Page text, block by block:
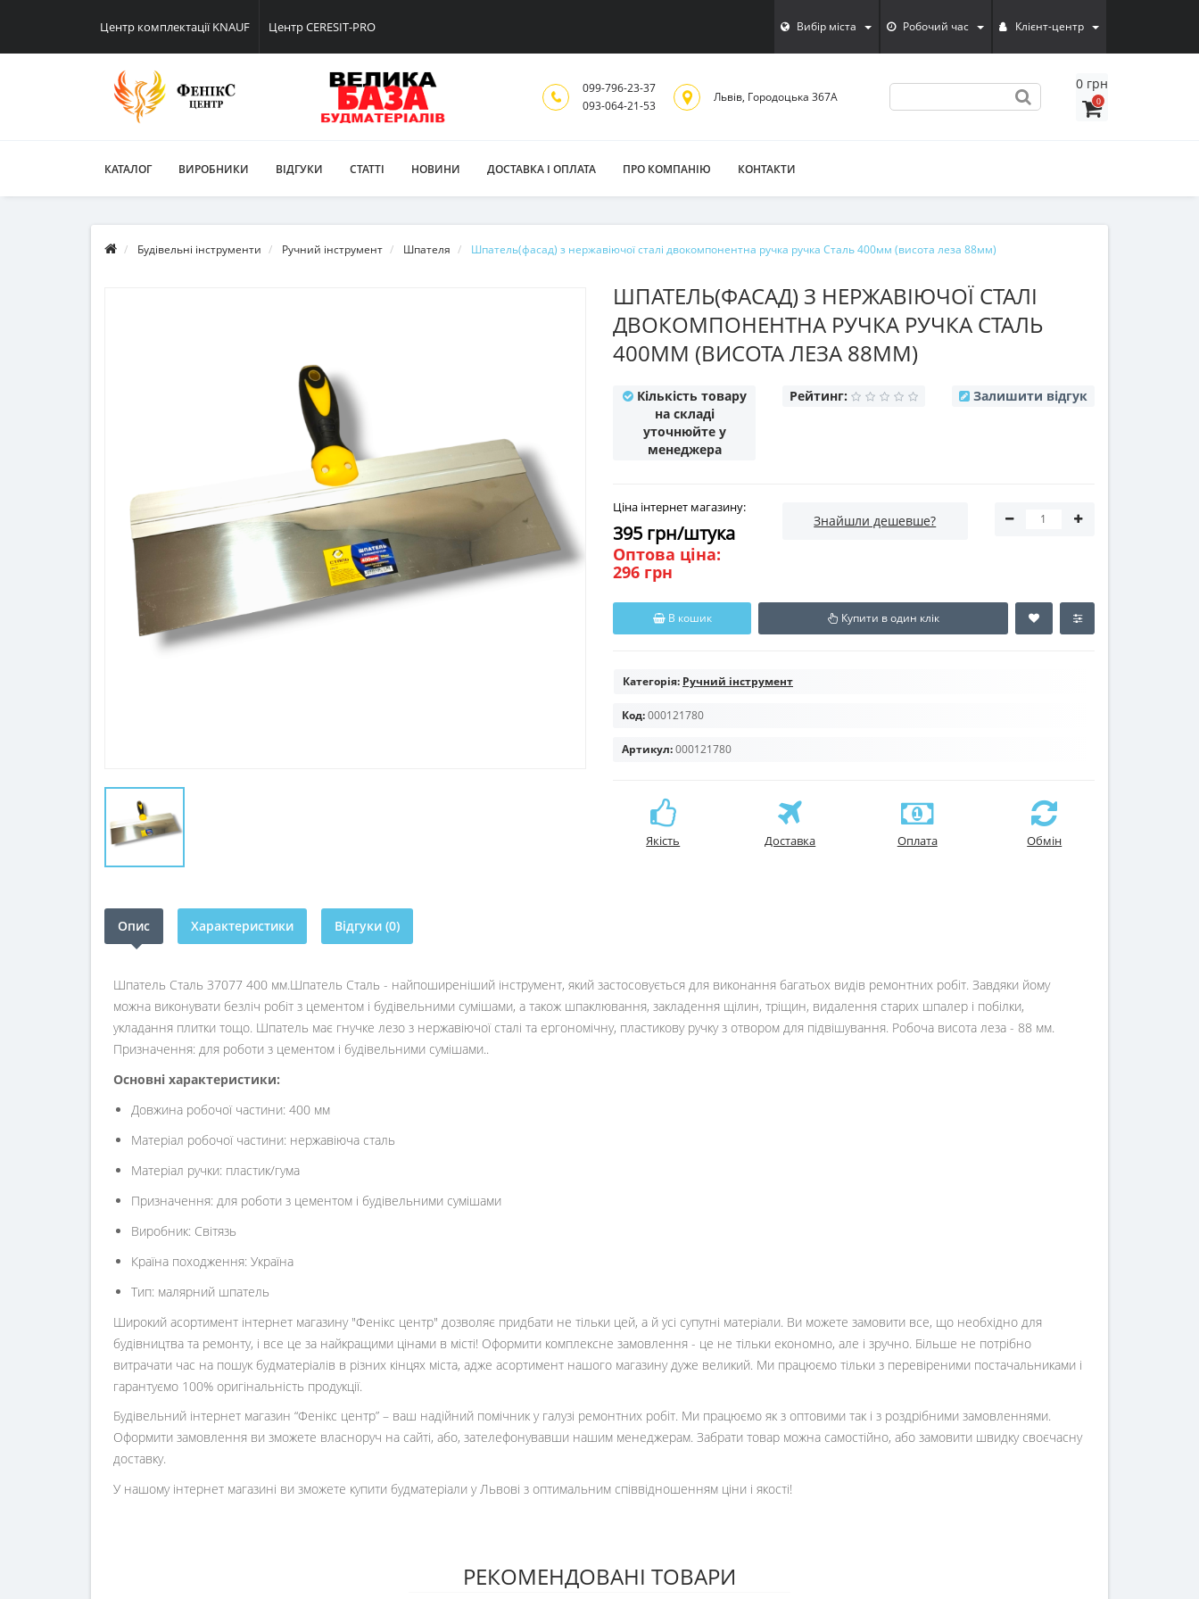
Центр комплектації KNAUF Центр CERESIT-PRO Вибiр мiста Робочий час Клієнт-центр
099-796-23-37
093-064-21-53
Львiв, Городоцька 367А
0 грн
0
КАТАЛОГ ВИРОБНИКИ ВІДГУКИ СТАТТІ НОВИНИ ДОСТАВКА І ОПЛАТА ПРО КОМПАНІЮ КОНТАКТИ
Будівельні інструменти Ручний інструмент Шпателя Шпатель(фасад) з нержавіючої сталі двокомпонентна ручка ручка Сталь 400мм (висота леза 88мм)
ШПАТЕЛЬ(ФАСАД) З НЕРЖАВІЮЧОЇ СТАЛІ
ДВОКОМПОНЕНТНА РУЧКА РУЧКА СТАЛЬ
400ММ (ВИСОТА ЛЕЗА 88ММ)
Кількість товару
на складі
уточнюйте у
менеджера
Рейтинг: Залишити відгук
Ціна інтернет магазину:
395 грн/штука
Оптова ціна:
296 грн
Знайшли дешевше?
В кошик Купити в один клік
Категорія: Ручний інструмент
Код:000121780
Артикул:000121780
Якість Доставка Оплата Обмін
Опис Характеристики Відгуки (0)
Шпатель Сталь 37077 400 мм.Шпатель Сталь - найпоширеніший інструмент, який застосовується для виконання багатьох видів ремонтних робіт. Завдяки йому
можна виконувати безліч робіт з цементом і будівельними сумішами, а також шпаклювання, закладення щілин, тріщин, видалення старих шпалер і побілки,
укладання плитки тощо. Шпатель має гнучке лезо з нержавіючої сталі та ергономічну, пластикову ручку з отвором для підвішування. Робоча висота леза - 88 мм.
Призначення: для роботи з цементом і будівельними сумішами..
Основні характеристики:
Довжина робочої частини: 400 мм
Матеріал робочої частини: нержавіюча сталь
Матеріал ручки: пластик/гума
Призначення: для роботи з цементом і будівельними сумішами
Виробник: Світязь
Країна походження: Україна
Тип: малярний шпатель
Широкий асортимент інтернет магазину "Фенікс центр" дозволяє придбати не тільки цей, а й усі супутні матеріали. Ви можете замовити все, що необхідно для
будівництва та ремонту, і все це за найкращими цінами в місті! Оформити комплексне замовлення - це не тільки економно, але і зручно. Більше не потрібно
витрачати час на пошук будматеріалів в різних кінцях міста, адже асортимент нашого магазину дуже великий. Ми працюємо тільки з перевіреними постачальниками і
гарантуємо 100% оригінальність продукції.
Будівельний інтернет магазин “Фенікс центр” – ваш надійний помічник у галузі ремонтних робіт. Ми працюємо як з оптовими так і з роздрібними замовленнями.
Оформити замовлення ви зможете власноруч на сайті, або, зателефонувавши нашим менеджерам. Забрати товар можна самостійно, або замовити швидку своєчасну
доставку.
У нашому інтернет магазині ви зможете купити будматеріали у Львові з оптимальним співвідношенням ціни і якості!
РЕКОМЕНДОВАНІ ТОВАРИ